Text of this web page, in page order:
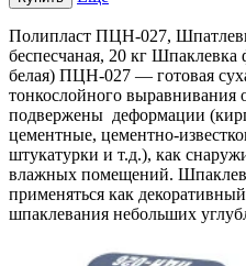
Полипласт ПЦН-027,
беспесчаная, 20 кг
белая) ПЦН-027 — готовая
тонкослойного выравнивания
подвержены деформации
цементные, цементно-
штукатурки и т.д.), как
влажных помещений.
применяться как
шпаклевания небольших